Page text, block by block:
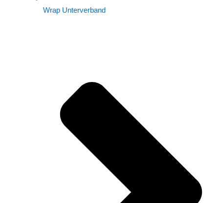
Wrap Unterverband